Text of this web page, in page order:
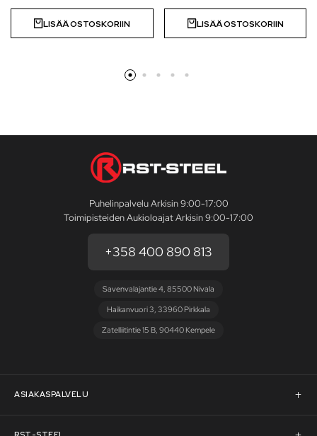
LISÄÄ OSTOSKORIIN LISÄÄ OSTOSKORIIN
Puhelinpalvelu Arkisin 9:00-17:00
Toimipisteiden Aukioloajat Arkisin 9:00-17:00
+358 400 890 813
Savenvalajantie 4, 85500 Nivala
Haikanvuori 3, 33960 Pirkkala
Zatelliitintie 15 B, 90440 Kempele
ASIAKASPALVELU
Asiakaspalvelu